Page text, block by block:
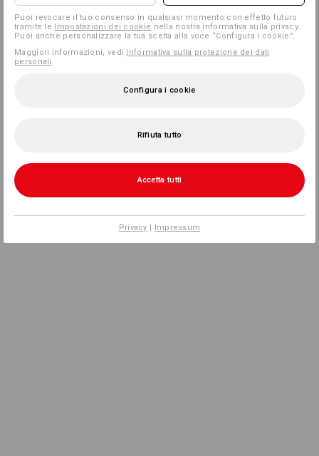
Puoi revocare il tuo consenso in qualsiasi momento con effetto futuro
tramite le Impostazioni dei cookie nella nostra informativa sulla privacy.
Puoi anche personalizzare la tua scelta alla voce “Configura i cookie”.
Maggiori informazioni, vedi Informativa sulla protezione dei dati
personali
Configura i cookie
Rifiuta tutto
Accetta tutti
Privacy | Impressum